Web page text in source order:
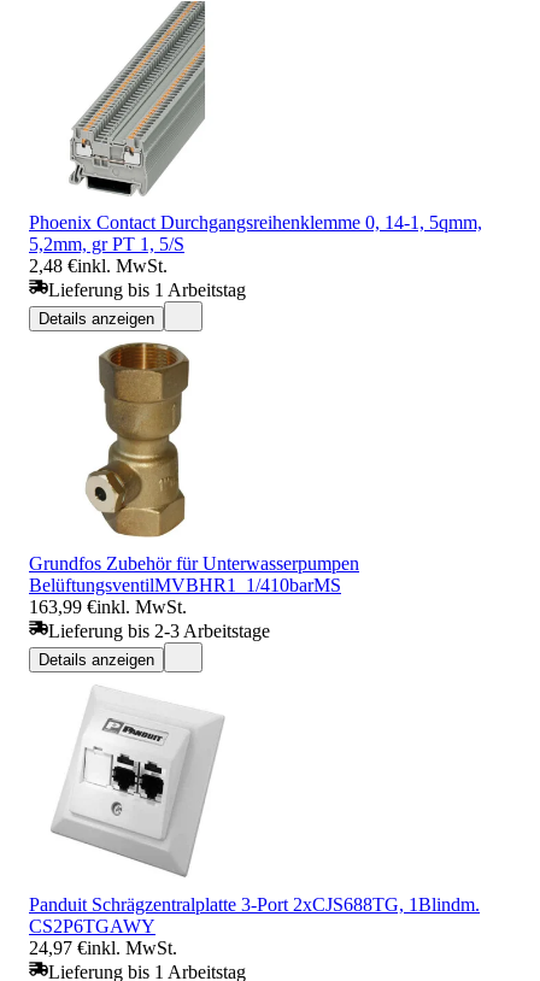
Phoenix Contact Durchgangsreihenklemme 0, 14-1, 5qmm,
5,2mm, gr PT 1, 5/S
2,48 €inkl. MwSt.
Lieferung bis 1 Arbeitstag
Details anzeigen
Grundfos Zubehör für Unterwasserpumpen
BelüftungsventilMVBHR1_1/410barMS
163,99 €inkl. MwSt.
Lieferung bis 2-3 Arbeitstage
Details anzeigen
Panduit Schrägzentralplatte 3-Port 2xCJS688TG, 1Blindm.
CS2P6TGAWY
24,97 €inkl. MwSt.
Lieferung bis 1 Arbeitstag